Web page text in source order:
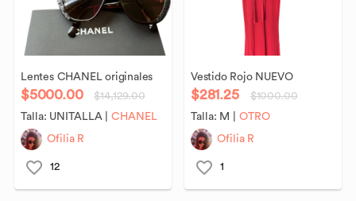
Lentes CHANEL originales
$5000.00
$14,129.00
Talla: UNITALLA|
CHANEL
Ofilia R
12
Vestido Rojo NUEVO
$281.25
$1000.00
Talla: M
OTRO
Ofilia R
1